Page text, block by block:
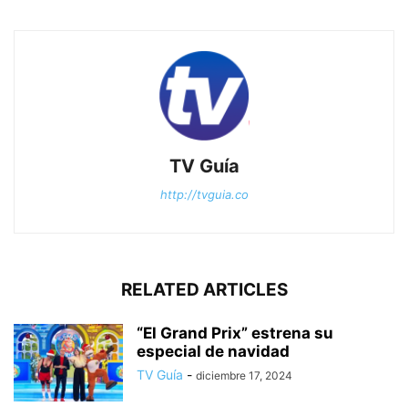
TV Guía
http://tvguia.co
RELATED ARTICLES
“El Grand Prix” estrena su
especial de navidad
TV Guía - diciembre 17, 2024